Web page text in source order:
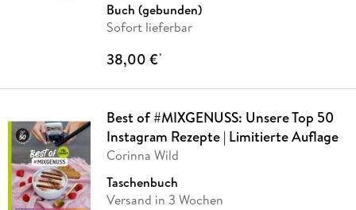
Buch (gebunden)
Sofort lieferbar
38,00 €*
Best of #MIXGENUSS: Unsere Top 50
Instagram Rezepte | Limitierte Auflage
Corinna Wild
Taschenbuch
Versand in 3 Wochen